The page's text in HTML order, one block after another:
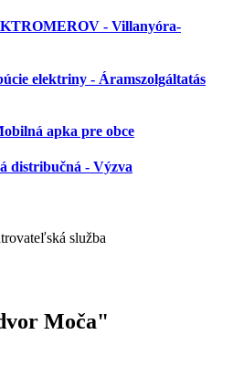
- Villanyóra-
elektriny - Áramszolgáltatás
apka pre obce
distribučná - Výzva
Moča"